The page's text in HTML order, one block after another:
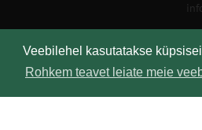
Veebilehel kasutatakse
Rohkem teavet leiate meie